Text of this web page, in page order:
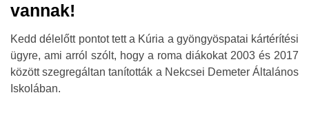
vannak!
Kedd délelőtt pontot tett a Kúria a gyöngyöspatai kártérítési
ügyre, ami arról szólt, hogy a roma diákokat 2003 és 2017
között szegregáltan tanították a Nekcsei Demeter Általános
Iskolában.